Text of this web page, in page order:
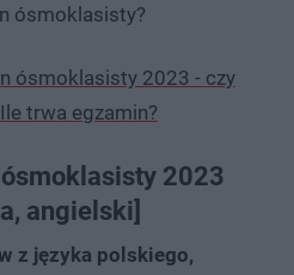
ósmoklasisty?
ósmoklasisty 2023 - czy
trwa egzamin?
2023
angielski]
z języka polskiego,